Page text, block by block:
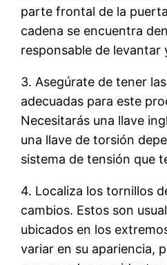
parte frontal de la
cadena se encuentra
responsable de levantar
3. Asegúrate de tener
adecuadas para este
Necesitarás una llave
una llave de torsión
sistema de tensión que
4. Localiza los tornillos
cambios. Estos son
ubicados en los
variar en su apariencia,